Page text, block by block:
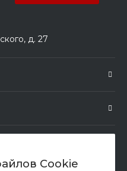
Cookie
д. 27